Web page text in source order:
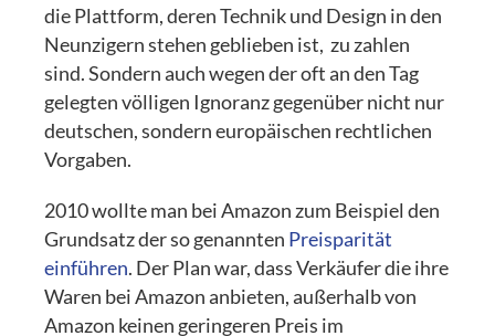
die Plattform, deren Technik und Design in den
Neunzigern stehen geblieben ist, zu zahlen
sind. Sondern auch wegen der oft an den Tag
gelegten völligen Ignoranz gegenüber nicht nur
deutschen, sondern europäischen rechtlichen
Vorgaben.
2010 wollte man bei Amazon zum Beispiel den
Grundsatz der so genannten Preisparität
einführen. Der Plan war, dass Verkäufer die ihre
Waren bei Amazon anbieten, außerhalb von
Amazon keinen geringeren Preis im